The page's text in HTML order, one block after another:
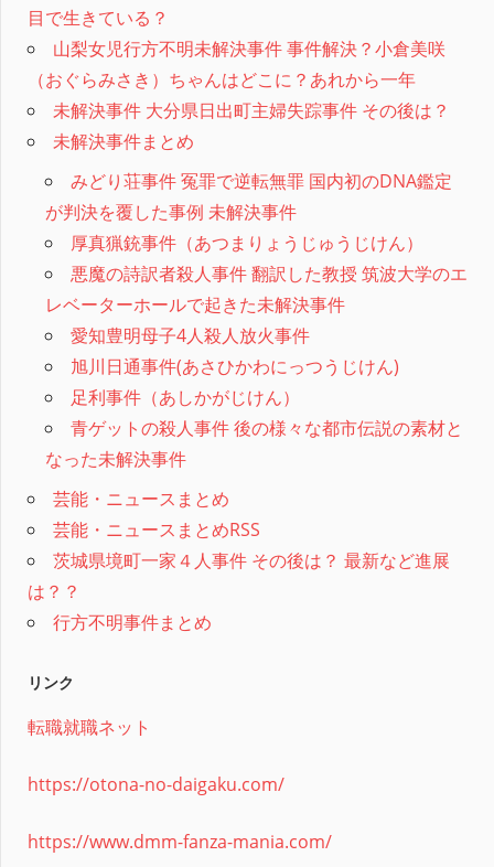
目で生きている？
山梨女児行方不明未解決事件 事件解決？小倉美咲
（おぐらみさき）ちゃんはどこに？あれから一年
未解決事件 大分県日出町主婦失踪事件 その後は？
未解決事件まとめ
みどり荘事件 冤罪で逆転無罪 国内初のDNA鑑定
が判決を覆した事例 未解決事件
厚真猟銃事件（あつまりょうじゅうじけん）
悪魔の詩訳者殺人事件 翻訳した教授 筑波大学のエ
レベーターホールで起きた未解決事件
愛知豊明母子4人殺人放火事件
旭川日通事件(あさひかわにっつうじけん)
足利事件（あしかがじけん）
青ゲットの殺人事件 後の様々な都市伝説の素材と
なった未解決事件
芸能・ニュースまとめ
芸能・ニュースまとめRSS
茨城県境町一家４人事件 その後は？ 最新など進展
は？？
行方不明事件まとめ
リンク
転職就職ネット
https://otona-no-daigaku.com/
https://www.dmm-fanza-mania.com/